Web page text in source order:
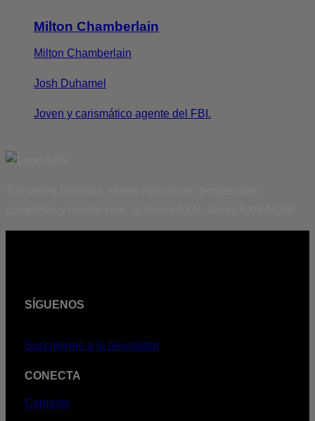
Milton Chamberlain
Milton Chamberlain
Josh Duhamel
Joven y carismático agente del FBI.
SÍGUENOS
Suscribirme a la newsletter
CONECTA
Contacto